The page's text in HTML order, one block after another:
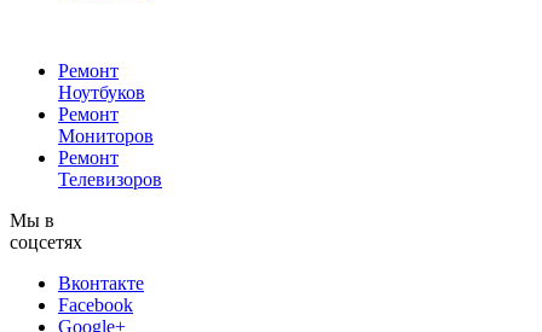
Ремонт
Ноутбуков
Ремонт
Мониторов
Ремонт
Телевизоров
Мы в
соцсетях
Вконтакте
Facebook
Google+